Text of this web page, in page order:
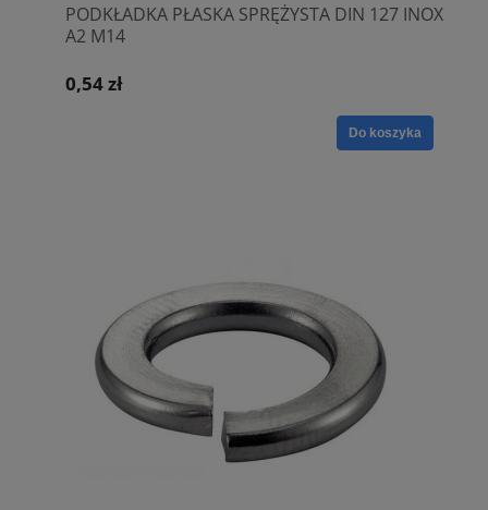
PODKŁADKA PŁASKA SPRĘŻYSTA DIN 127 INOX
A2 M14
0,54 zł
Do koszyka